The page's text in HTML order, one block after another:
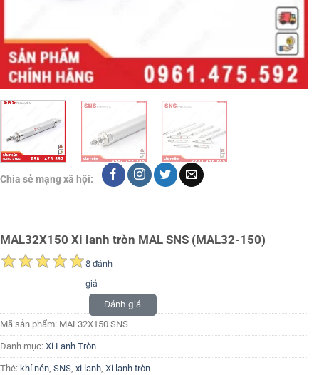
Chia sẻ mạng xã hội:
MAL32X150 Xi lanh tròn MAL SNS (MAL32-150)
8 đánh
giá
Đánh giá
Mã sản phẩm: MAL32X150 SNS
Danh mục: Xi Lanh Tròn
Thẻ: khí nén, SNS, xi lanh, Xi lanh tròn